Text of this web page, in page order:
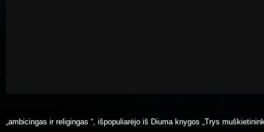
„ambicingas ir religingas “, išpopuliarėjo iš Diuma knygos „Trys